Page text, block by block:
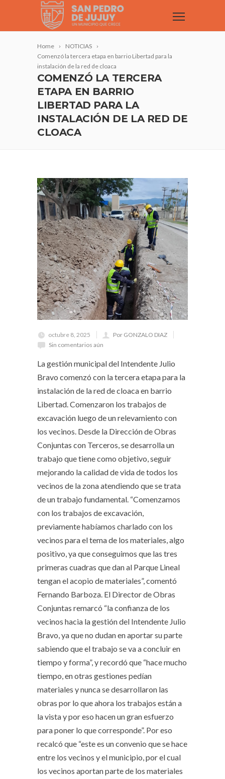
Home
NOTICIAS
Comenzó la tercera etapa en barrio Libertad para la
instalación de la red de cloaca
COMENZÓ LA TERCERA
ETAPA EN BARRIO
LIBERTAD PARA LA
INSTALACIÓN DE LA RED DE
CLOACA
octubre 8, 2025
Por GONZALO DIAZ
Sin comentarios aún
La gestión municipal del Intendente Julio
Bravo comenzó con la tercera etapa para la
instalación de la red de cloaca en barrio
Libertad. Comenzaron los trabajos de
excavación luego de un relevamiento con
los vecinos. Desde la Dirección de Obras
Conjuntas con Terceros, se desarrolla un
trabajo que tiene como objetivo, seguir
mejorando la calidad de vida de todos los
vecinos de la zona atendiendo que se trata
de un trabajo fundamental. “Comenzamos
con los trabajos de excavación,
previamente habíamos charlado con los
vecinos para el tema de los materiales, algo
positivo, ya que conseguimos que las tres
primeras cuadras que dan al Parque Lineal
tengan el acopio de materiales”, comentó
Fernando Barboza. El Director de Obras
Conjuntas remarcó “la confianza de los
vecinos hacia la gestión del Intendente Julio
Bravo, ya que no dudan en aportar su parte
sabiendo que el trabajo se va a concluir en
tiempo y forma”, y recordó que “hace mucho
tiempo, en otras gestiones pedían
materiales y nunca se desarrollaron las
obras por lo que ahora los trabajos están a
la vista y por eso hacen un gran esfuerzo
para poner lo que corresponde”. Por eso
recalcó que “este es un convenio que se hace
entre los vecinos y el municipio, por el cual
los vecinos aportan parte de los materiales